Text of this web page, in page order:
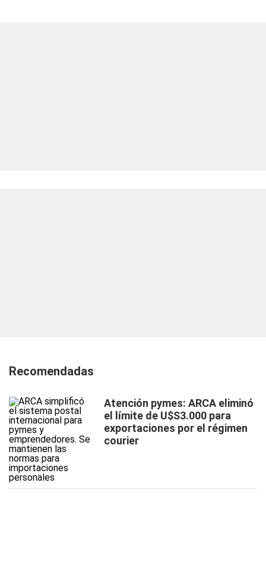
Recomendadas
Atención pymes: ARCA eliminó
el límite de U$S3.000 para
exportaciones por el régimen
courier